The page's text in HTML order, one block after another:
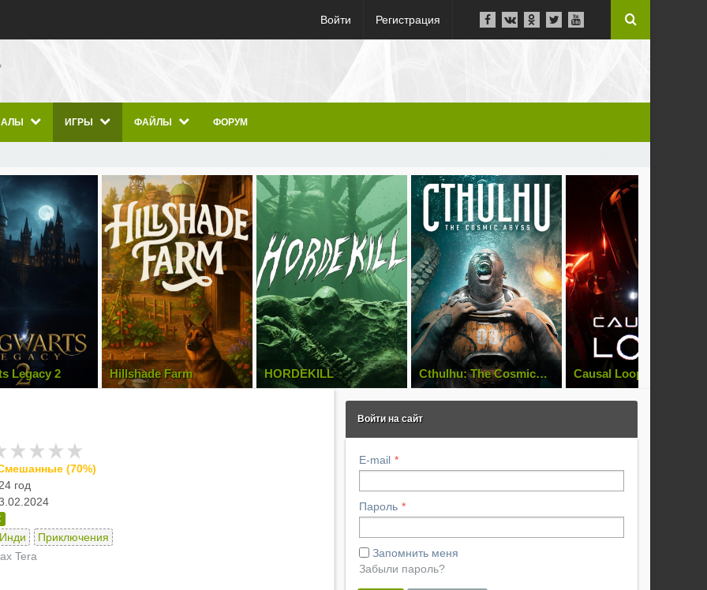
Войти Регистрация
ИГРЫ ФАЙЛЫ ФОРУМ
Legacy 2 Hillshade Farm HORDEKILL
Cthulhu: The Cosmic
Abyss
Causal Loop
(70%)
год
Инди
Приключения
Tera
Войти на сайт
E-mail
Пароль
Запомнить меня
Забыли пароль?